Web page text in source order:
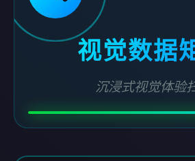
视觉数据
沉浸式视觉体验